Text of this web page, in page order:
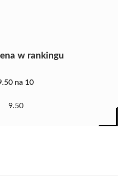
w rankingu
na 10
9.50